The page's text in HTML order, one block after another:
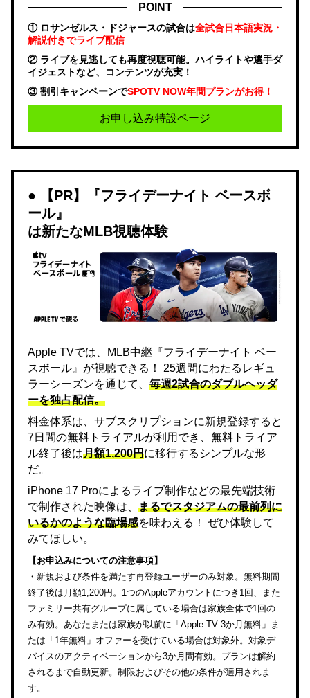
POINT
① ロサンゼルス・ドジャースの試合は全試合日本語実況・
解説付きでライブ配信
② ライブを見逃しても再度視聴可能。ハイライトや選手ダ
イジェストなど、コンテンツが充実！
③ 割引キャンペーンでSPOTV NOW年間プランがお得！
お申し込み特設ページ
【PR】『フライデーナイト ベースボ
ール』
は新たなMLB視聴体験
Apple TVでは、MLB中継『フライデーナイト ベー
スボール』が視聴できる！ 25週間にわたるレギュ
ラーシーズンを通じて、 毎週2試合のダブルヘッダ
ーを独占配信。
料金体系は、サブスクリプションに新規登録すると
7日間の無料トライアルが利用でき、無料トライア
ル終了後は月額1,200円に移行するシンプルな形
だ。
iPhone 17 Proによるライブ制作などの最先端技術
で制作された映像は、 まるでスタジアムの最前列に
いるかのような臨場感を味わえる！ ぜひ体験して
みてほしい。
【お申込みについての注意事項】
・新規および条件を満たす再登録ユーザーのみ対象。無料期間
終了後は月額1,200円。1つのAppleアカウントにつき1回、また
ファミリー共有グループに属している場合は家族全体で1回の
み有効。あなたまたは家族が以前に「Apple TV 3か月無料」ま
たは「1年無料」オファーを受けている場合は対象外。対象デ
バイスのアクティベーションから3か月間有効。プランは解約
されるまで自動更新。制限およびその他の条件が適用されま
す。